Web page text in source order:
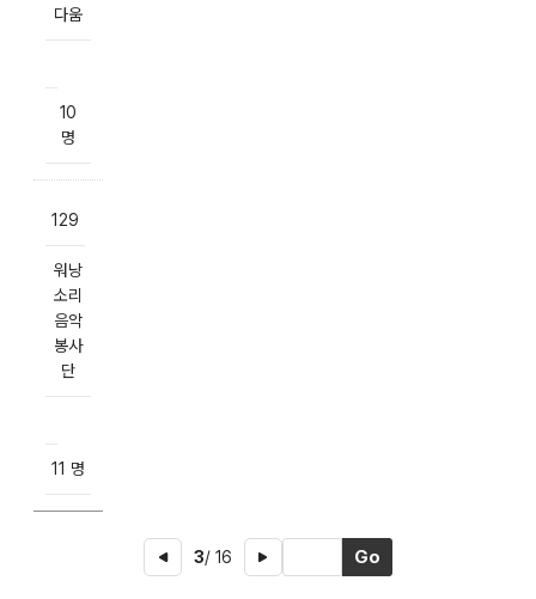
다움
10
명
129
워낭
소리
음악
봉사
단
11 명
3/ 16